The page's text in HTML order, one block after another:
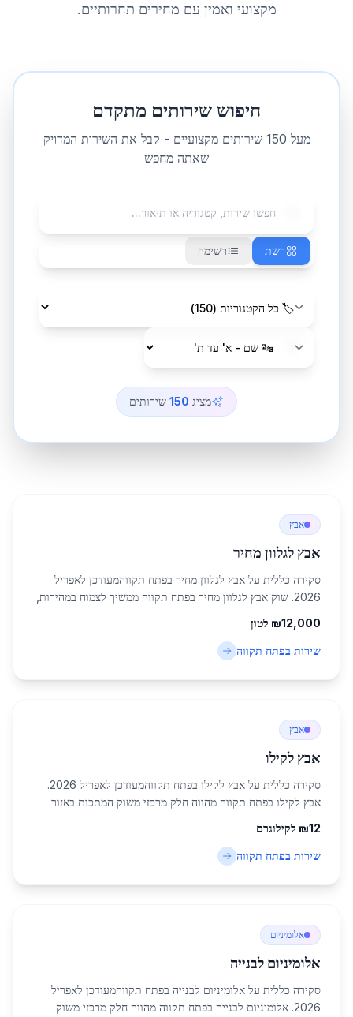
מקצועי ואמין עם מחירים תחרותיים.
חיפוש שירותים מתקדם
מעל 150 שירותים מקצועיים - קבל את השירות המדויק
שאתה מחפש
רשת רשימה
מציג 150 שירותים
אבץ
אבץ לגלוון מחיר
סקירה כללית על אבץ לגלוון מחיר בפתח תקווהמעודכן לאפריל
2026. שוק אבץ לגלוון מחיר בפתח תקווה ממשיך לצמוח במהירות,
עיר מרכזית באזור המרכז עם אוכלוסיי...
₪12,000 לטון
שירות בפתח תקווה
אבץ
אבץ לקילו
סקירה כללית על אבץ לקילו בפתח תקווהמעודכן לאפריל 2026.
אבץ לקילו בפתח תקווה מהווה חלק מרכזי משוק המתכות באזור
והבנייה בעיר זו, שמאכלסת כ-247,956 תושבי...
₪12 לקילוגרם
שירות בפתח תקווה
אלומיניום
אלומיניום לבנייה
סקירה כללית על אלומיניום לבנייה בפתח תקווהמעודכן לאפריל
2026. אלומיניום לבנייה בפתח תקווה מהווה חלק מרכזי משוק